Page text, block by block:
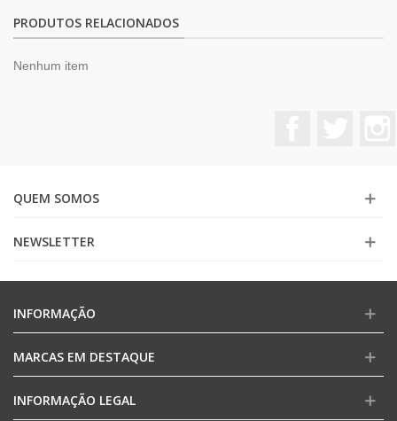
PRODUTOS RELACIONADOS
Nenhum item
QUEM SOMOS
NEWSLETTER
INFORMAÇÃO
MARCAS EM DESTAQUE
INFORMAÇÃO LEGAL